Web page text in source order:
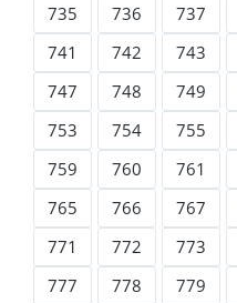
735
736 737
741
742 743
747
748 749
753
754 755
759
760 761
765
766 767
771
772 773
777
778 779